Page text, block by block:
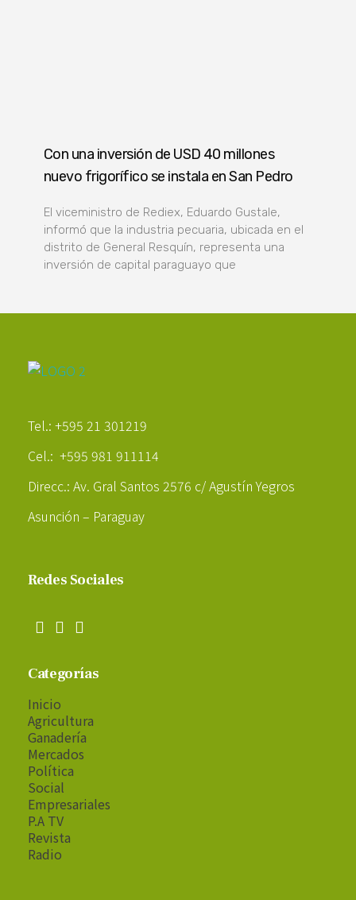
Con una inversión de USD 40 millones
nuevo frigorífico se instala en San Pedro
El viceministro de Rediex, Eduardo Gustale,
informó que la industria pecuaria, ubicada en el
distrito de General Resquín, representa una
inversión de capital paraguayo que
Tel.: +595 21 301219
Cel.: +595 981 911114
Direcc.: Av. Gral Santos 2576 c/ Agustín Yegros
Asunción – Paraguay
Redes Sociales
Categorías
Inicio
Agricultura
Ganadería
Mercados
Política
Social
Empresariales
P.A TV
Revista
Radio